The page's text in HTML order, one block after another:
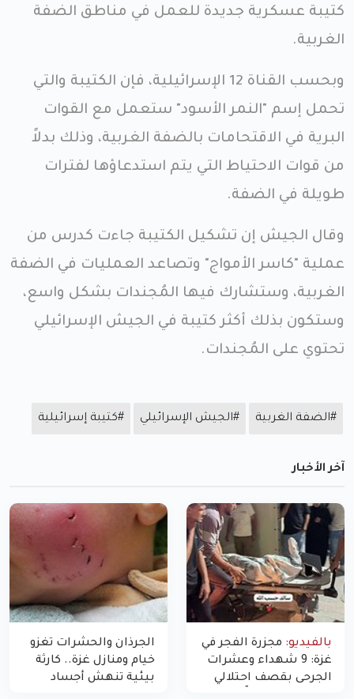
كتيبة عسكرية جديدة للعمل في مناطق الضفة
الغربية.
وبحسب القناة 12 الإسرائيلية، فإن الكتيبة والتي
تحمل إسم "النمر الأسود" ستعمل مع القوات
البرية في الاقتحامات بالضفة الغربية، وذلك بدلاً
من قوات الاحتياط التي يتم استدعاؤها لفترات
طويلة في الضفة.
وقال الجيش إن تشكيل الكتيبة جاءت كدرس من
عملية "كاسر الأمواج" وتصاعد العمليات في الضفة
الغربية، وستشارك فيها المُجندات بشكل واسع،
وستكون بذلك أكثر كتيبة في الجيش الإسرائيلي
تحتوي على المُجندات.
#الضفة الغربية #الجيش الإسرائيلي #كتيبة إسرائيلية
آخر الأخبار
بالفيديو: مجزرة الفجر في
غزة: 9 شهداء وعشرات
الجرحى بقصف احتلالي
الجرذان والحشرات تغزو
خيام ومنازل غزة.. كارثة
بيئية تنهش أجساد